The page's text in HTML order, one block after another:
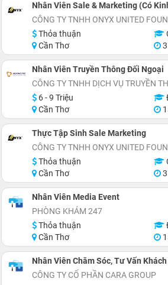
Nhân Viên Sale & Marketing (Có
CÔNG TY TNHH ONYX UNITED
Thỏa thuận
Cần Thơ
Nhân Viên Truyền Thông Đối Ngoại
6 - 9 Triệu
Cần Thơ
Thực Tập Sinh Sale Marketing
CÔNG TY TNHH ONYX UNITED
Thỏa thuận
Cần Thơ
Nhân Viên Media Event
PHÒNG KHÁM 247
Thỏa thuận
Cần Thơ
Nhân Viên Chăm Sóc, Tư Vấn
CÔNG TY CỔ PHẦN CARA GROUP